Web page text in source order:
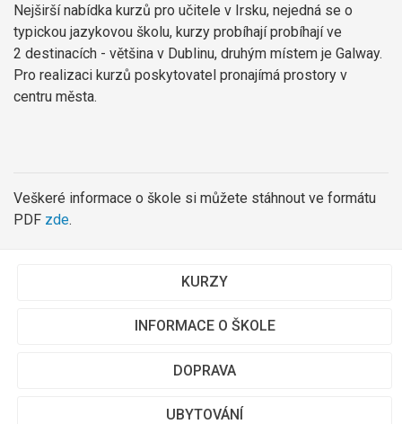
Nejširší nabídka kurzů pro učitele v Irsku, nejedná se o
typickou jazykovou školu, kurzy probíhají probíhají ve
2 destinacích - většina v Dublinu, druhým místem je Galway.
Pro realizaci kurzů poskytovatel pronajímá prostory v
centru města.
Veškeré informace o škole si můžete stáhnout ve formátu
PDF zde.
KURZY
INFORMACE O ŠKOLE
DOPRAVA
UBYTOVÁNÍ